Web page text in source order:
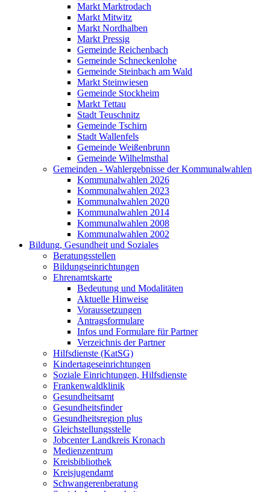
Markt Marktrodach
Markt Mitwitz
Markt Nordhalben
Markt Pressig
Gemeinde Reichenbach
Gemeinde Schneckenlohe
Gemeinde Steinbach am Wald
Markt Steinwiesen
Gemeinde Stockheim
Markt Tettau
Stadt Teuschnitz
Gemeinde Tschirn
Stadt Wallenfels
Gemeinde Weißenbrunn
Gemeinde Wilhelmsthal
Gemeinden - Wahlergebnisse der Kommunalwahlen
Kommunalwahlen 2026
Kommunalwahlen 2023
Kommunalwahlen 2020
Kommunalwahlen 2014
Kommunalwahlen 2008
Kommunalwahlen 2002
Bildung, Gesundheit und Soziales
Beratungsstellen
Bildungseinrichtungen
Ehrenamtskarte
Bedeutung und Modalitäten
Aktuelle Hinweise
Voraussetzungen
Antragsformulare
Infos und Formulare für Partner
Verzeichnis der Partner
Hilfsdienste (KatSG)
Kindertageseinrichtungen
Soziale Einrichtungen, Hilfsdienste
Frankenwaldklinik
Gesundheitsamt
Gesundheitsfinder
Gesundheitsregion plus
Gleichstellungsstelle
Jobcenter Landkreis Kronach
Medienzentrum
Kreisbibliothek
Kreisjugendamt
Schwangerenberatung